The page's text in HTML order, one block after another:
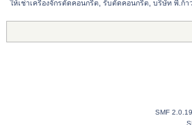
ให้เช่าเครื่องจักรตัดคอนกรีต, รับตัดคอนกรีต, บริษัท พี.ก้า
SMF 2.0.19